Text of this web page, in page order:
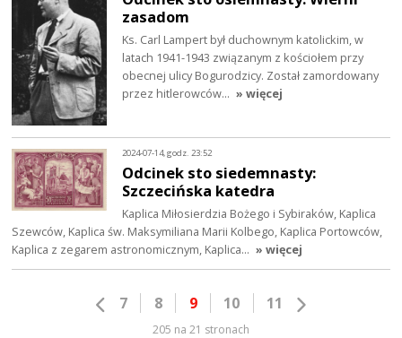
zasadom
Ks. Carl Lampert był duchownym katolickim, w
latach 1941-1943 związanym z kościołem przy
obecnej ulicy Bogurodzicy. Został zamordowany
przez hitlerowców… » więcej
2024-07-14, godz. 23:52
Odcinek sto siedemnasty:
Szczecińska katedra
Kaplica Miłosierdzia Bożego i Sybiraków, Kaplica
Szewców, Kaplica św. Maksymiliana Marii Kolbego, Kaplica Portowców,
Kaplica z zegarem astronomicznym, Kaplica… » więcej
7 8 9 10 11
205 na 21 stronach